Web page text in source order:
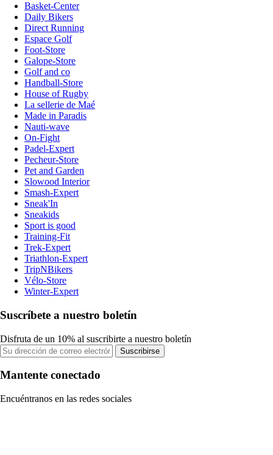
Basket-Center
Daily Bikers
Direct Running
Espace Golf
Foot-Store
Galope-Store
Golf and co
Handball-Store
House of Rugby
La sellerie de Maé
Made in Paradis
Nauti-wave
On-Fight
Padel-Expert
Pecheur-Store
Pet and Garden
Slowood Interior
Smash-Expert
Sneak'In
Sneakids
Sport is good
Training-Fit
Trek-Expert
Triathlon-Expert
TripNBikers
Vélo-Store
Winter-Expert
Suscríbete a nuestro boletín
Disfruta de un 10% al suscribirte a nuestro boletín
Suscribirse
Mantente conectado
Encuéntranos en las redes sociales